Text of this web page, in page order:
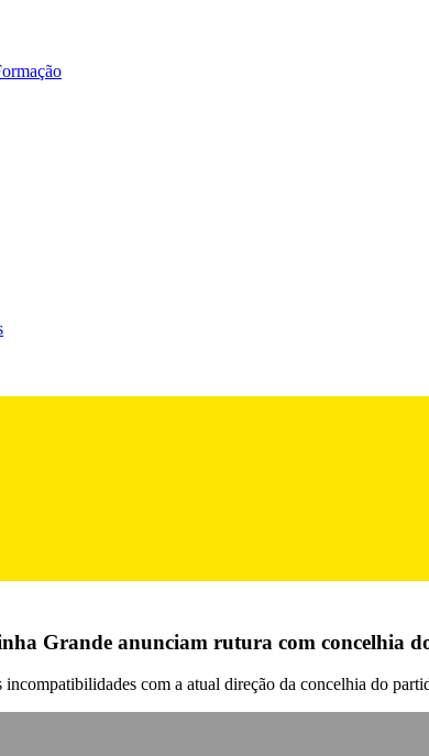
Grande anunciam rutura com concelhia
com a atual direção da concelhia do